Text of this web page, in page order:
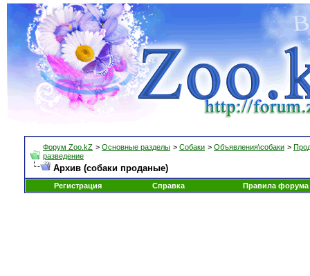
Форум Zoo.kZ > Основные разделы > Собаки > Объявления\собаки >
разведение
Архив (собаки проданые)
Регистрация Справка Правила форума